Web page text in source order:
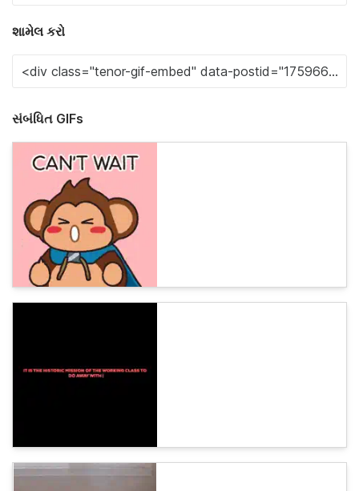
શામેલ કરો
સંબંધિત GIFs